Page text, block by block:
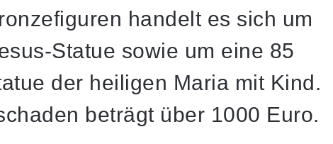
handelt es sich um
Statue sowie um eine 85
der heiligen Maria mit Kind.
beträgt über 1000 Euro.